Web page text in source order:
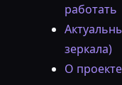
работать
зеркала)
О